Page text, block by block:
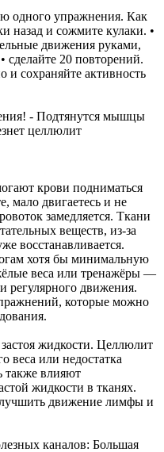
одного упражнения. Как
назад и сожмите кулаки. •
движения руками,
сделайте 20 повторений.
и сохраняйте активность
- Подтянутся мышцы
целлюлит
крови подниматься
мало двигаетесь и не
замедляется. Ткани
веществ, из-за
восстанавливается.
хотя бы минимальную
веса или тренажёры —
регулярного движения.
которые можно
жидкости. Целлюлит
веса или недостатка
также влияют
жидкости в тканях.
движение лимфы и
каналов: Большая